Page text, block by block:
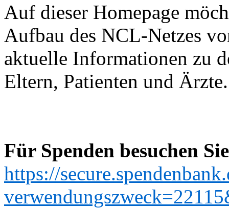
Auf dieser Homepage
Aufbau des NCL-Netzes
aktuelle Informationen zu
Eltern, Patienten und Ärzte.
Für Spenden besuchen
https://